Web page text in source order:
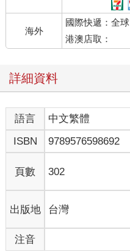
海外
國際快遞：全球
港澳店取：
詳細資料
語言 中文繁體
ISBN
9789576598692
頁數 302
出版地 台灣
注音